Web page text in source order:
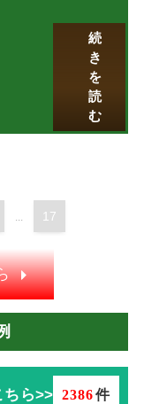
続
き
を
読
む
17
ちら>> 2386件